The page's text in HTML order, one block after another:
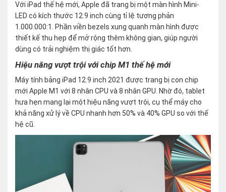
Với iPad thế hệ mới, Apple đã trang bị một màn hình Mini-
LED có kích thước 12.9 inch cùng tỉ lệ tương phản
1.000.000:1. Phần viền bezels xung quanh màn hình được
thiết kế thu hẹp để mở rộng thêm không gian, giúp người
dùng có trải nghiệm thị giác tốt hơn.
Hiệu năng vượt trội với chip M1 thế hệ mới
Máy tính bảng iPad 12.9 inch 2021 được trang bị con chip
mới Apple M1 với 8 nhân CPU và 8 nhân GPU. Nhờ đó, tablet
hưa hẹn mang lại một hiệu năng vượt trội, cụ thể máy cho
khả năng xử lý về CPU nhanh hơn 50% và 40% GPU so với thế
hệ cũ.